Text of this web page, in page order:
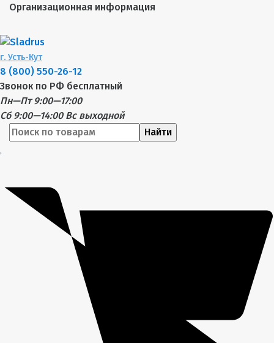
Организационная информация
г. Усть-Кут
8 (800) 550-26-12
Звонок по РФ бесплатный
Пн—Пт 9:00—17:00
Сб 9:00—14:00 Вс выходной
Найти